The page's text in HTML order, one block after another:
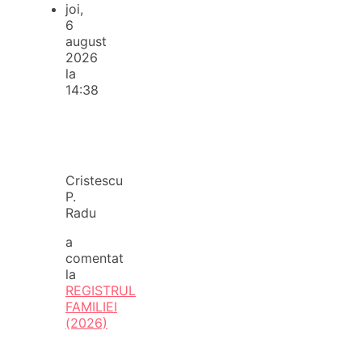
joi,
6
august
2026
la
14:38
Cristescu
P.
Radu
a
comentat
la
REGISTRUL
FAMILIEI
(2026)